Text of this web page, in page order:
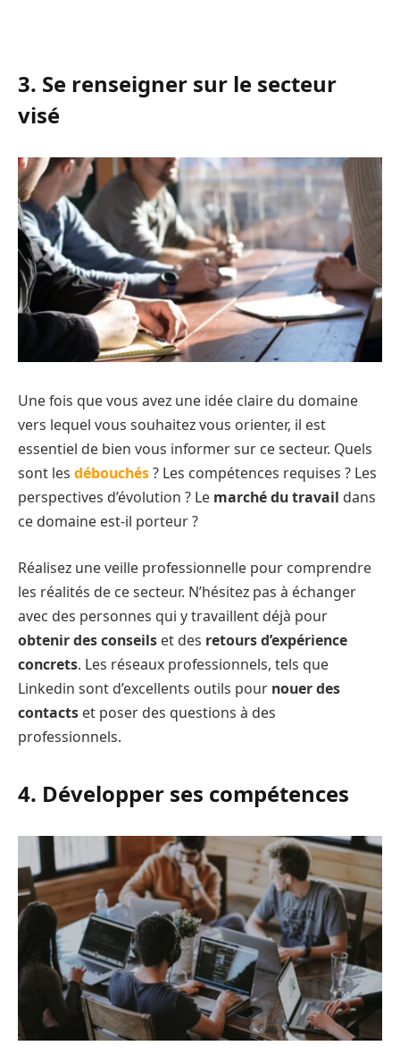
3. Se renseigner sur le secteur
visé
Une fois que vous avez une idée claire du domaine
vers lequel vous souhaitez vous orienter, il est
essentiel de bien vous informer sur ce secteur. Quels
sont les débouchés? Les compétences requises ? Les
perspectives d’évolution ? Le marché du travail dans
ce domaine est-il porteur ?
Réalisez une veille professionnelle pour comprendre
les réalités de ce secteur. N’hésitez pas à échanger
avec des personnes qui y travaillent déjà pour
obtenir des conseils et des retours d’expérience
concrets. Les réseaux professionnels, tels que
Linkedin sont d’excellents outils pour nouer des
contacts et poser des questions à des
professionnels.
4. Développer ses compétences